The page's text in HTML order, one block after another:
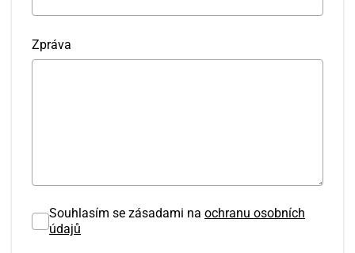
Zpráva
Souhlasím se zásadami na ochranu osobních
údajů